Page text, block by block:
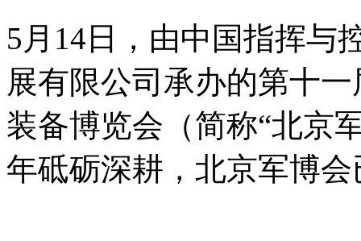
5月14日，由中国指挥与
展有限公司承办的第十
装备博览会（简称“北京
年砥砺深耕，北京军博